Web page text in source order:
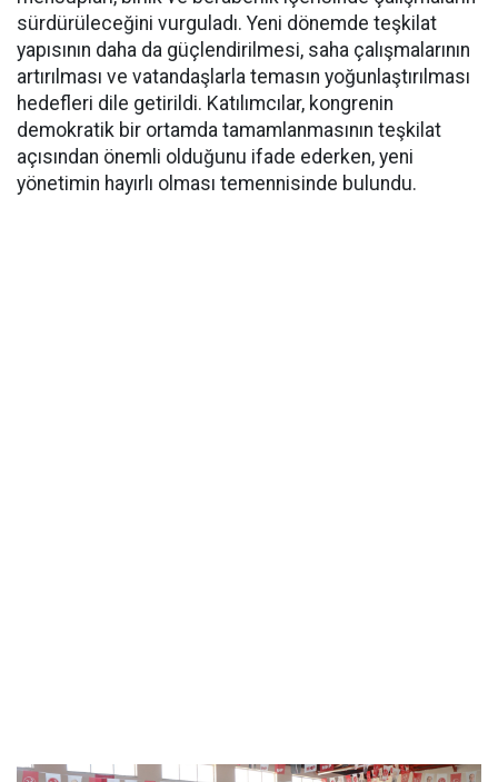
sürdürüleceğini vurguladı. Yeni dönemde teşkilat
yapısının daha da güçlendirilmesi, saha çalışmalarının
artırılması ve vatandaşlarla temasın yoğunlaştırılması
hedefleri dile getirildi. Katılımcılar, kongrenin
demokratik bir ortamda tamamlanmasının teşkilat
açısından önemli olduğunu ifade ederken, yeni
yönetimin hayırlı olması temennisinde bulundu.